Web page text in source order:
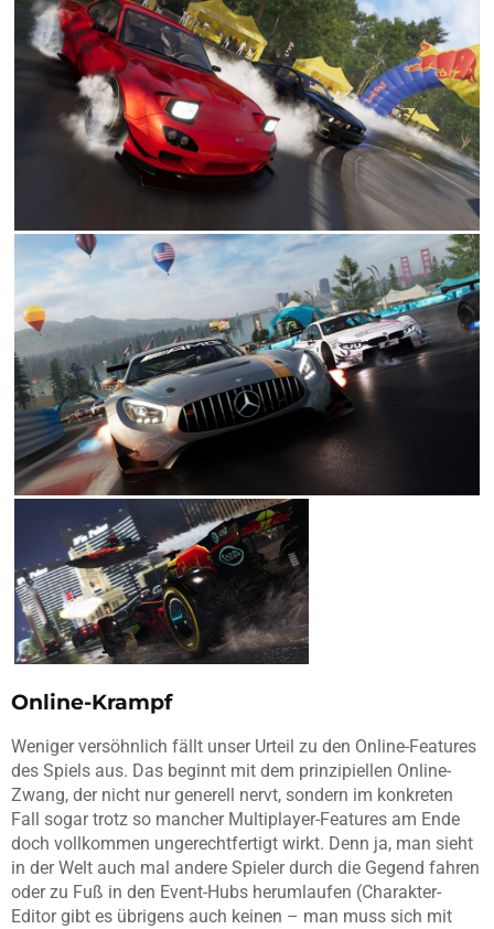
Online-Krampf
Weniger versöhnlich fällt unser Urteil zu den Online-Features
des Spiels aus. Das beginnt mit dem prinzipiellen Online-
Zwang, der nicht nur generell nervt, sondern im konkreten
Fall sogar trotz so mancher Multiplayer-Features am Ende
doch vollkommen ungerechtfertigt wirkt. Denn ja, man sieht
in der Welt auch mal andere Spieler durch die Gegend fahren
oder zu Fuß in den Event-Hubs herumlaufen (Charakter-
Editor gibt es übrigens auch keinen – man muss sich mit